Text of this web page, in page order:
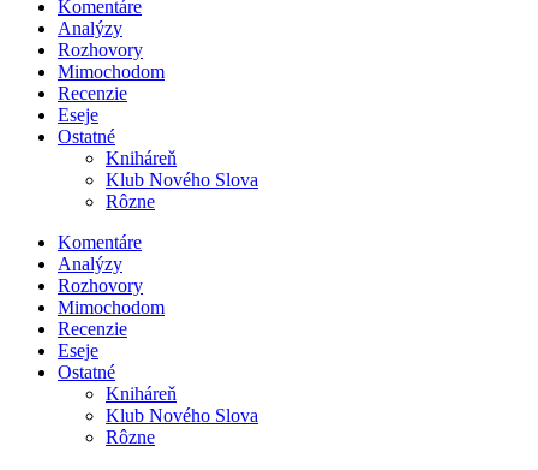
Komentáre
Analýzy
Rozhovory
Mimochodom
Recenzie
Eseje
Ostatné
Kniháreň
Klub Nového Slova
Rôzne
Komentáre
Analýzy
Rozhovory
Mimochodom
Recenzie
Eseje
Ostatné
Kniháreň
Klub Nového Slova
Rôzne